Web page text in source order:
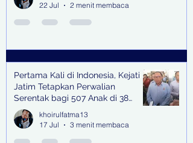
22 Jul
2 menit membaca
Pertama Kali di Indonesia, Kejati
Jatim Tetapkan Perwalian
Serentak bagi 507 Anak di 38
Kabupaten & Kota
khoirulfatma13
17 Jul
3 menit membaca